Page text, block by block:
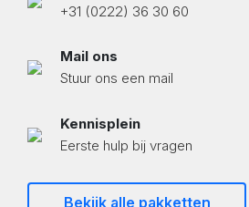
+31 (0222) 36 30 60
Mail ons
Stuur ons een mail
Kennisplein
Eerste hulp bij vragen
Bekijk alle pakketten